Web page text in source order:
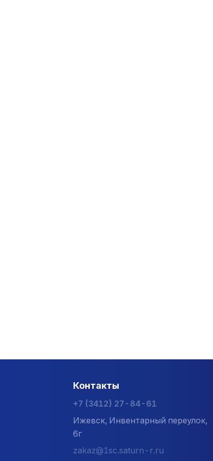
Контакты
+7 (3412) 27-84-61
Ижевск, Инвентарный переулок,
6г
zakaz@1sc.saturn-r.ru